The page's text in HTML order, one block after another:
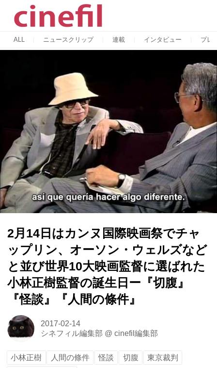
ALL ニュースクリップ 連載 インタビュー プレ
2月14日はカンヌ国際映画祭でチャ
ップリン、オーソン・ウェルズなど
と並び世界10大映画監督に選ばれた
小林正樹監督の誕生日ー『切腹』
『怪談』『人間の條件』
2017-02-14
シネフィル編集部 @ cinefil編集部
小林正樹 人間の條件 怪談 切腹
東京裁判